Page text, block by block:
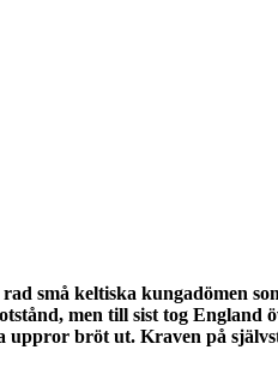
små keltiska kungadömen
men till sist tog England
bröt ut. Kraven på